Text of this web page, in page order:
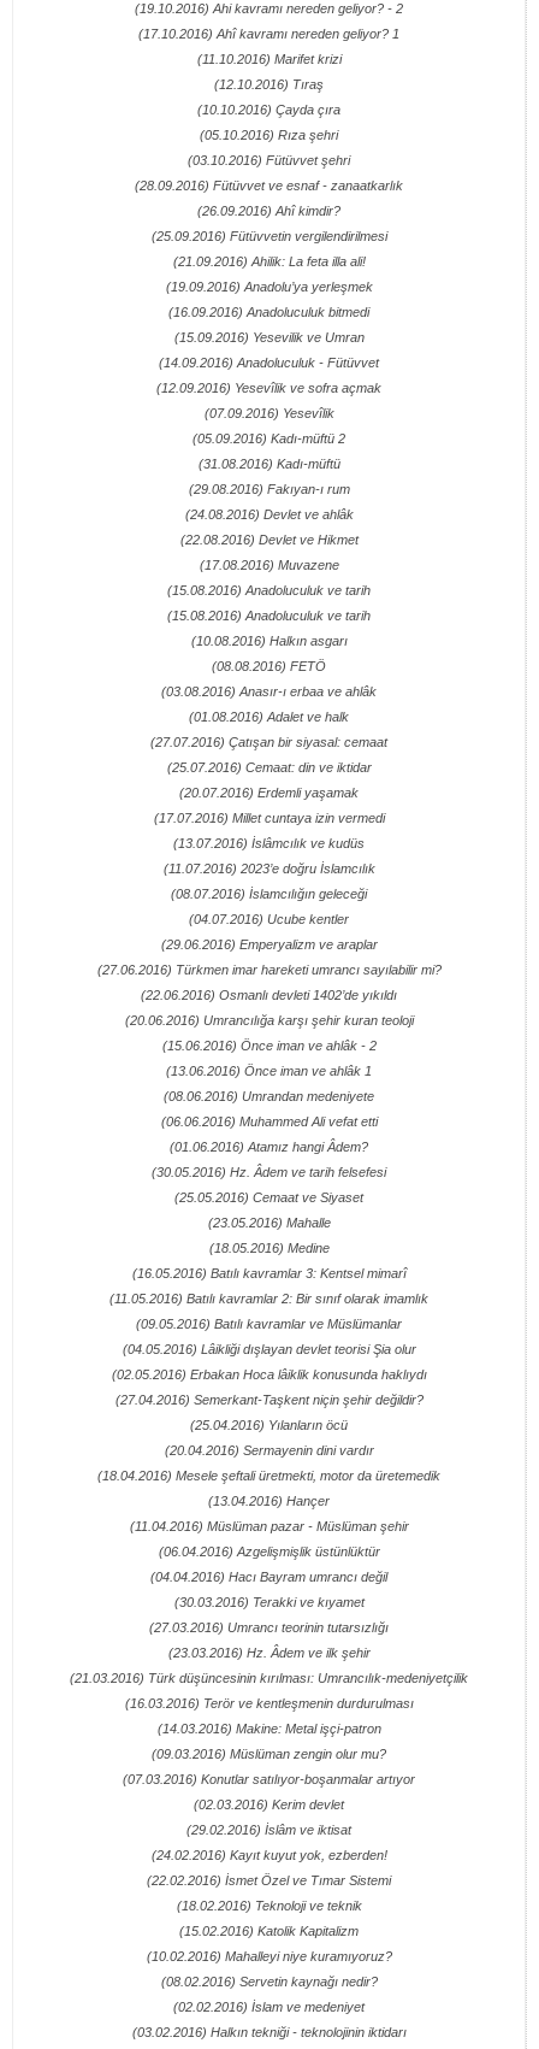
(19.10.2016) Ahi kavramı nereden geliyor? - 2
(17.10.2016) Ahî kavramı nereden geliyor? 1
(11.10.2016) Marifet krizi
(12.10.2016) Tıraş
(10.10.2016) Çayda çıra
(05.10.2016) Rıza şehri
(03.10.2016) Fütüvvet şehri
(28.09.2016) Fütüvvet ve esnaf - zanaatkarlık
(26.09.2016) Ahî kimdir?
(25.09.2016) Fütüvvetin vergilendirilmesi
(21.09.2016) Ahilik: La feta illa ali!
(19.09.2016) Anadolu’ya yerleşmek
(16.09.2016) Anadoluculuk bitmedi
(15.09.2016) Yesevilik ve Umran
(14.09.2016) Anadoluculuk - Fütüvvet
(12.09.2016) Yesevîlik ve sofra açmak
(07.09.2016) Yesevîlik
(05.09.2016) Kadı-müftü 2
(31.08.2016) Kadı-müftü
(29.08.2016) Fakıyan-ı rum
(24.08.2016) Devlet ve ahlâk
(22.08.2016) Devlet ve Hikmet
(17.08.2016) Muvazene
(15.08.2016) Anadoluculuk ve tarih
(15.08.2016) Anadoluculuk ve tarih
(10.08.2016) Halkın asgarı
(08.08.2016) FETÖ
(03.08.2016) Anasır-ı erbaa ve ahlâk
(01.08.2016) Adalet ve halk
(27.07.2016) Çatışan bir siyasal: cemaat
(25.07.2016) Cemaat: din ve iktidar
(20.07.2016) Erdemli yaşamak
(17.07.2016) Millet cuntaya izin vermedi
(13.07.2016) İslâmcılık ve kudüs
(11.07.2016) 2023’e doğru İslamcılık
(08.07.2016) İslamcılığın geleceği
(04.07.2016) Ucube kentler
(29.06.2016) Emperyalizm ve araplar
(27.06.2016) Türkmen imar hareketi umrancı sayılabilir mi?
(22.06.2016) Osmanlı devleti 1402’de yıkıldı
(20.06.2016) Umrancılığa karşı şehir kuran teoloji
(15.06.2016) Önce iman ve ahlâk - 2
(13.06.2016) Önce iman ve ahlâk 1
(08.06.2016) Umrandan medeniyete
(06.06.2016) Muhammed Ali vefat etti
(01.06.2016) Atamız hangi Âdem?
(30.05.2016) Hz. Âdem ve tarih felsefesi
(25.05.2016) Cemaat ve Siyaset
(23.05.2016) Mahalle
(18.05.2016) Medine
(16.05.2016) Batılı kavramlar 3: Kentsel mimarî
(11.05.2016) Batılı kavramlar 2: Bir sınıf olarak imamlık
(09.05.2016) Batılı kavramlar ve Müslümanlar
(04.05.2016) Lâikliği dışlayan devlet teorisi Şia olur
(02.05.2016) Erbakan Hoca lâiklik konusunda haklıydı
(27.04.2016) Semerkant-Taşkent niçin şehir değildir?
(25.04.2016) Yılanların öcü
(20.04.2016) Sermayenin dini vardır
(18.04.2016) Mesele şeftali üretmekti, motor da üretemedik
(13.04.2016) Hançer
(11.04.2016) Müslüman pazar - Müslüman şehir
(06.04.2016) Azgelişmişlik üstünlüktür
(04.04.2016) Hacı Bayram umrancı değil
(30.03.2016) Terakki ve kıyamet
(27.03.2016) Umrancı teorinin tutarsızlığı
(23.03.2016) Hz. Âdem ve ilk şehir
(21.03.2016) Türk düşüncesinin kırılması: Umrancılık-medeniyetçilik
(16.03.2016) Terör ve kentleşmenin durdurulması
(14.03.2016) Makine: Metal işçi-patron
(09.03.2016) Müslüman zengin olur mu?
(07.03.2016) Konutlar satılıyor-boşanmalar artıyor
(02.03.2016) Kerim devlet
(29.02.2016) İslâm ve iktisat
(24.02.2016) Kayıt kuyut yok, ezberden!
(22.02.2016) İsmet Özel ve Tımar Sistemi
(18.02.2016) Teknoloji ve teknik
(15.02.2016) Katolik Kapitalizm
(10.02.2016) Mahalleyi niye kuramıyoruz?
(08.02.2016) Servetin kaynağı nedir?
(02.02.2016) İslam ve medeniyet
(03.02.2016) Halkın tekniği - teknolojinin iktidarı